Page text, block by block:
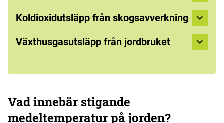
Koldioxidutsläpp från skogsavverkning
Växthusgasutsläpp från jordbruket
Vad innebär stigande
medeltemperatur på jorden?